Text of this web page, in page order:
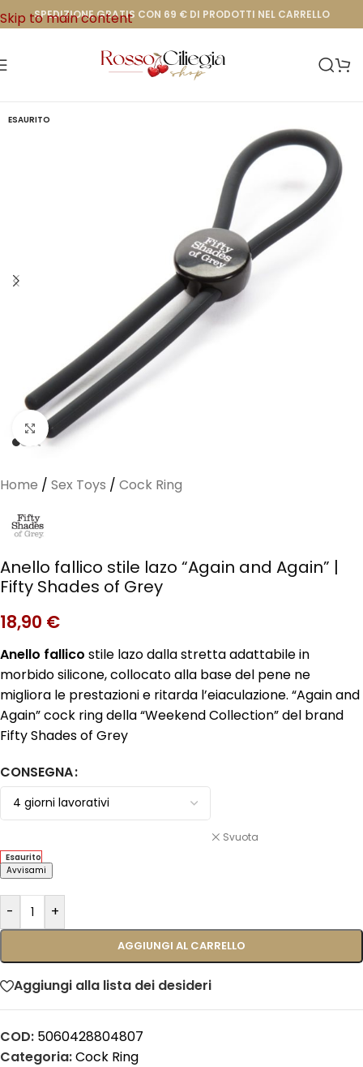
Skip to main content
SPEDIZIONE GRATIS CON 69 € DI PRODOTTI NEL CARRELLO
ESAURITO
Clicca per ingrandire
Home / Sex Toys / Cock Ring
Anello fallico stile lazo “Again and Again” |
Fifty Shades of Grey
18,90 €
Anello fallico stile lazo dalla stretta adattabile in
morbido silicone, collocato alla base del pene ne
migliora le prestazioni e ritarda l’eiaculazione. “Again and
Again” cock ring della “Weekend Collection” del brand
Fifty Shades of Grey
CONSEGNA
Svuota
Esaurito
Avvisami
- +
AGGIUNGI AL CARRELLO
Aggiungi alla lista dei desideri
COD: 5060428804807
Categoria:Cock Ring